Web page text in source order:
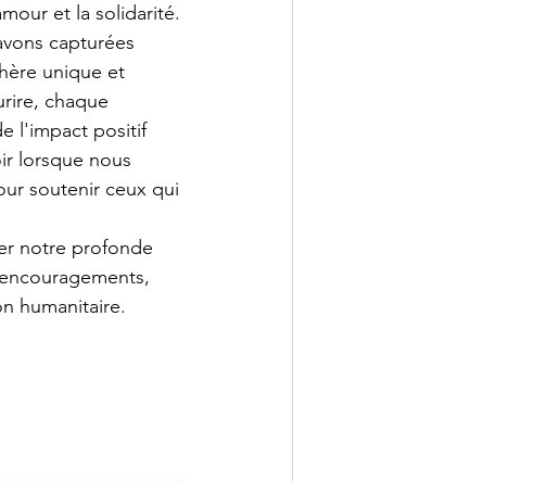
et la solidarité.
capturées
unique et
chaque
l'impact positif
lorsque nous
soutenir ceux qui
notre profonde
humanitaire.